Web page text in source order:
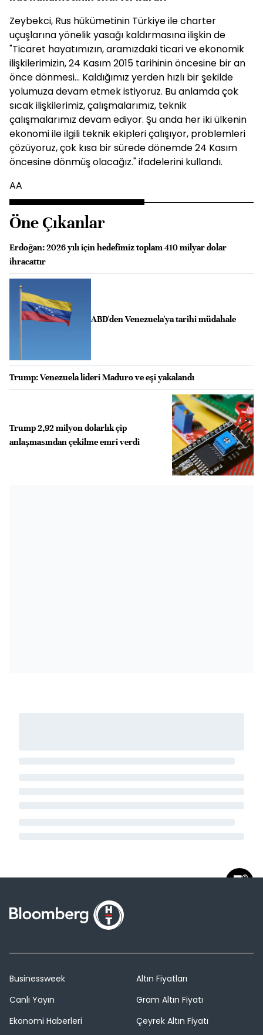
Zeybekci, Rus hükümetinin Türkiye ile charter
uçuşlarına yönelik yasağı kaldırmasına ilişkin de
"Ticaret hayatımızın, aramızdaki ticari ve ekonomik
ilişkilerimizin, 24 Kasım 2015 tarihinin öncesine bir an
önce dönmesi... Kaldığımız yerden hızlı bir şekilde
yolumuza devam etmek istiyoruz. Bu anlamda çok
sıcak ilişkilerimiz, çalışmalarımız, teknik
çalışmalarımız devam ediyor. Şu anda her iki ülkenin
ekonomi ile ilgili teknik ekipleri çalışıyor, problemleri
çözüyoruz, çok kısa bir sürede dönemde 24 Kasım
öncesine dönmüş olacağız." ifadelerini kullandı.
AA
Öne Çıkanlar
Erdoğan: 2026 yılı için hedefimiz toplam 410 milyar dolar
ihracattır
ABD'den Venezuela'ya tarihi müdahale
Trump: Venezuela lideri Maduro ve eşi yakalandı
Trump 2,92 milyon dolarlık çip
anlaşmasından çekilme emri verdi
Businessweek
Canlı Yayın
Ekonomi Haberleri
Altın Fiyatları
Gram Altın Fiyatı
Çeyrek Altın Fiyatı